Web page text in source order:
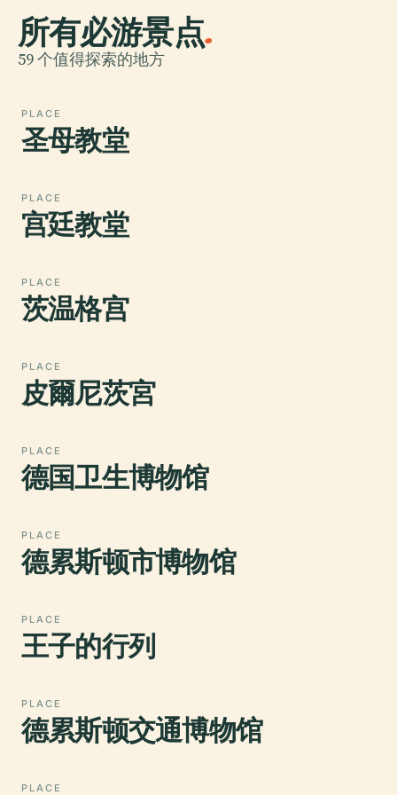
所有必游景点.
59 个值得探索的地方
PLACE
圣母教堂
PLACE
宫廷教堂
PLACE
茨温格宫
PLACE
皮爾尼茨宮
PLACE
德国卫生博物馆
PLACE
德累斯顿市博物馆
PLACE
王子的行列
PLACE
德累斯顿交通博物馆
PLACE